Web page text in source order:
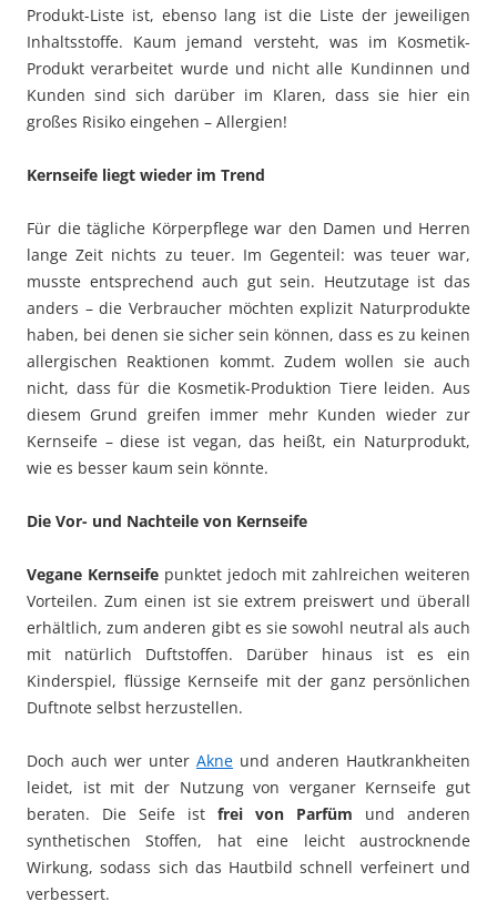
Produkt-Liste ist, ebenso lang ist die Liste der jeweiligen
Inhaltsstoffe. Kaum jemand versteht, was im Kosmetik-
Produkt verarbeitet wurde und nicht alle Kundinnen und
Kunden sind sich darüber im Klaren, dass sie hier ein
großes Risiko eingehen – Allergien!
Kernseife liegt wieder im Trend
Für die tägliche Körperpflege war den Damen und Herren
lange Zeit nichts zu teuer. Im Gegenteil: was teuer war,
musste entsprechend auch gut sein. Heutzutage ist das
anders – die Verbraucher möchten explizit Naturprodukte
haben, bei denen sie sicher sein können, dass es zu keinen
allergischen Reaktionen kommt. Zudem wollen sie auch
nicht, dass für die Kosmetik-Produktion Tiere leiden. Aus
diesem Grund greifen immer mehr Kunden wieder zur
Kernseife – diese ist vegan, das heißt, ein Naturprodukt,
wie es besser kaum sein könnte.
Die Vor- und Nachteile von Kernseife
Vegane Kernseifepunktet jedoch mit zahlreichen weiteren
Vorteilen. Zum einen ist sie extrem preiswert und überall
erhältlich, zum anderen gibt es sie sowohl neutral als auch
mit natürlich Duftstoffen. Darüber hinaus ist es ein
Kinderspiel, flüssige Kernseife mit der ganz persönlichen
Duftnote selbst herzustellen.
Doch auch wer unter Akne und anderen Hautkrankheiten
leidet, ist mit der Nutzung von verganer Kernseife gut
beraten. Die Seife ist frei von Parfüm und anderen
synthetischen Stoffen, hat eine leicht austrocknende
Wirkung, sodass sich das Hautbild schnell verfeinert und
verbessert.